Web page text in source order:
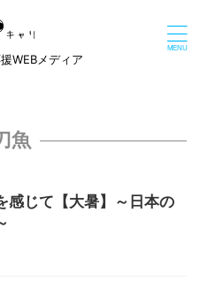
WEBメディア
魚
感じて【大暑】～日本の